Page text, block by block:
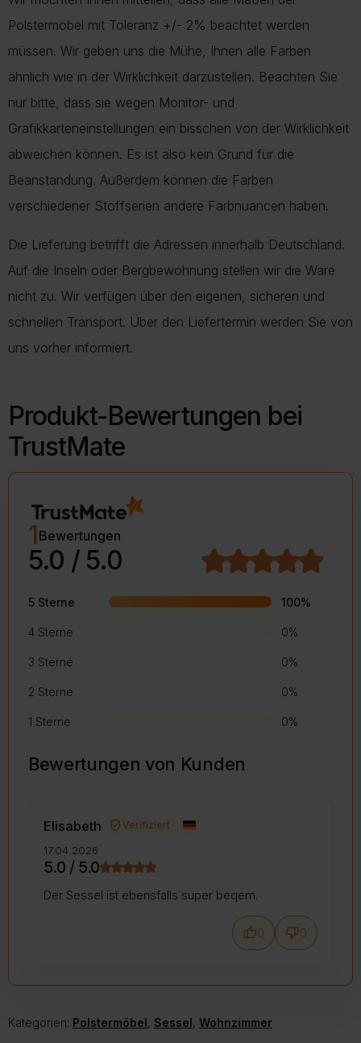
Polstermöbel mit Toleranz +/- 2% beachtet werden
müssen. Wir geben uns die Mühe, Ihnen alle Farben
ähnlich wie in der Wirklichkeit darzustellen. Beachten Sie
nur bitte, dass sie wegen Monitor- und
Grafikkarteneinstellungen ein bisschen von der Wirklichkeit
abweichen können. Es ist also kein Grund für die
Beanstandung. Außerdem können die Farben
verschiedener Stoffserien andere Farbnuancen haben.
Die Lieferung betrifft die Adressen innerhalb Deutschland.
Auf die Inseln oder Bergbewohnung stellen wir die Ware
nicht zu. Wir verfügen über den eigenen, sicheren und
schnellen Transport. Über den Liefertermin werden Sie von
uns vorher informiert.
Produkt-Bewertungen bei
TrustMate
1Bewertungen
5.0 / 5.0
5 Sterne 100%
4 Sterne 0%
3 Sterne 0%
2 Sterne 0%
1 Sterne 0%
Bewertungen von Kunden
Elisabeth
17.04.2026
verified_user Verifiziert
5.0 / 5.0
Der Sessel ist ebensfalls super beqem.
thumb_up0 thumb_down0
Kategorien: Polstermöbel, Sessel, Wohnzimmer